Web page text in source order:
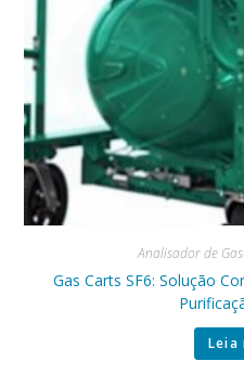
Analisador de
Gas Carts SF6: Solução
Leia